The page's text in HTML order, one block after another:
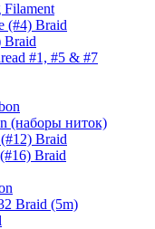
(#4) Braid
Braid
#1, #5 & #7
(наборы ниток)
Braid
Braid
Braid (5m)